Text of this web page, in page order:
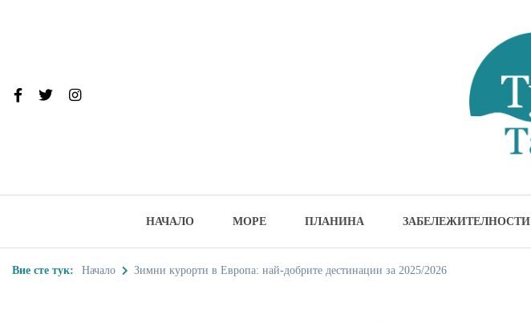
НАЧАЛО МОРЕ ПЛАНИНА ЗАБЕЛЕЖИТЕЛНОСТИ
Вие сте тук: Начало Зимни курорти в Европа: най-добрите дестинации за 2025/2026